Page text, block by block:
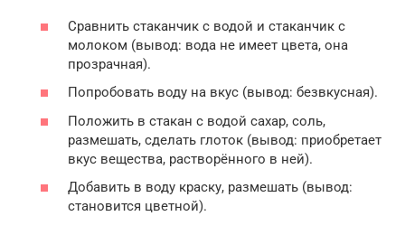
Сравнить стаканчик с водой и стаканчик с
молоком (вывод: вода не имеет цвета, она
прозрачная).
Попробовать воду на вкус (вывод: безвкусная).
Положить в стакан с водой сахар, соль,
размешать, сделать глоток (вывод: приобретает
вкус вещества, растворённого в ней).
Добавить в воду краску, размешать (вывод:
становится цветной).